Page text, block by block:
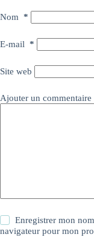
Nom *
E-mail *
Site web
Ajouter un commentaire
Enregistrer mon
navigateur pour mon